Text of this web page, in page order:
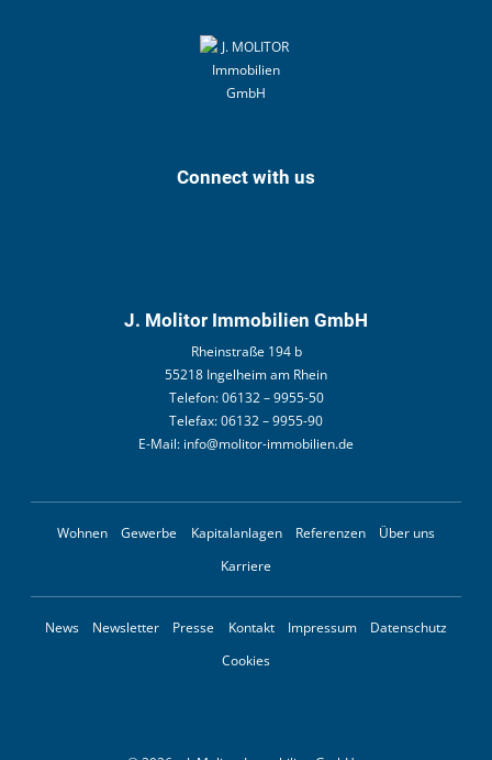
Connect with us
J. Molitor Immobilien GmbH
Rheinstraße 194 b
55218 Ingelheim am Rhein
Telefon:06132 – 9955-50
Telefax:06132 – 9955-90
E-Mail: info@molitor-immobilien.de
Wohnen Gewerbe Kapitalanlagen Referenzen
Über uns
Karriere
News Newsletter Presse Kontakt Impressum
Datenschutz
Cookies